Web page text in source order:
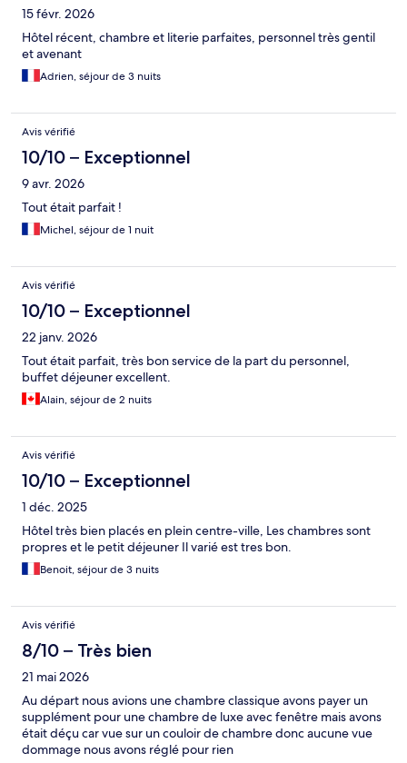
15 févr. 2026
Hôtel récent, chambre et literie parfaites, personnel très gentil
et avenant
Adrien, séjour de 3 nuits
Avis vérifié
10/10 – Exceptionnel
9 avr. 2026
Tout était parfait !
Michel, séjour de 1 nuit
Avis vérifié
10/10 – Exceptionnel
22 janv. 2026
Tout était parfait, très bon service de la part du personnel,
buffet déjeuner excellent.
Alain, séjour de 2 nuits
Avis vérifié
10/10 – Exceptionnel
1 déc. 2025
Hôtel très bien placés en plein centre-ville, Les chambres sont
propres et le petit déjeuner Il varié est tres bon.
Benoit, séjour de 3 nuits
Avis vérifié
8/10 – Très bien
21 mai 2026
Au départ nous avions une chambre classique avons payer un
supplément pour une chambre de luxe avec fenêtre mais avons
était déçu car vue sur un couloir de chambre donc aucune vue
dommage nous avons réglé pour rien